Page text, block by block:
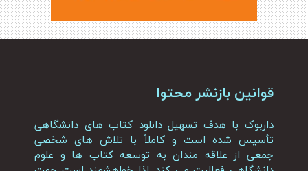
قوانین بازنشر محتوا
داربوک با هدف تسهیل دانلود کتاب های دانشگاهی
تأسیس شده است و کاملاً با تلاش های شخصی
جمعی از علاقه مندان به توسعه کتاب ها و علوم